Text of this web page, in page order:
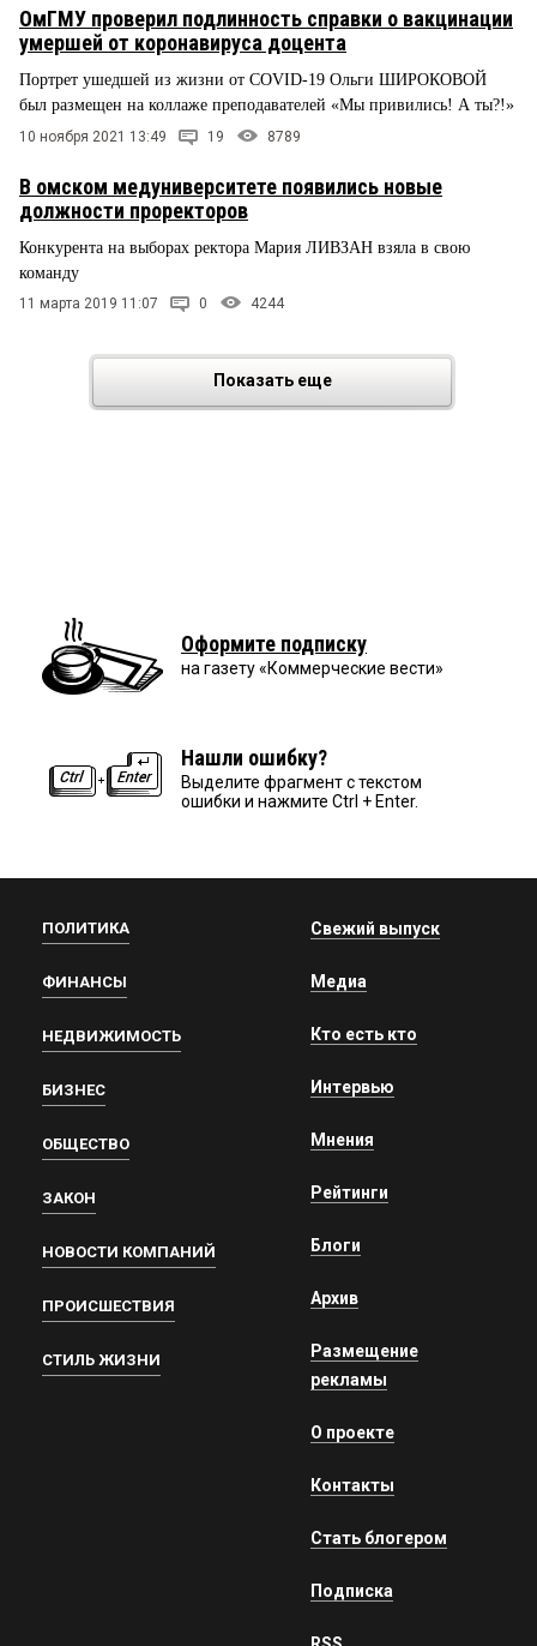
ОмГМУ проверил подлинность справки о вакцинации
умершей от коронавируса доцента
Портрет ушедшей из жизни от COVID-19 Ольги ШИРОКОВОЙ
был размещен на коллаже преподавателей «Мы привились! А ты?!»
10 ноября 2021 13:49 19 8789
В омском медуниверситете появились новые
должности проректоров
Конкурента на выборах ректора Мария ЛИВЗАН взяла в свою
команду
11 марта 2019 11:07 0 4244
Показать еще
Оформите подписку
на газету «Коммерческие вести»
Нашли ошибку?
Выделите фрагмент с текстом
ошибки и нажмите Ctrl + Enter.
ПОЛИТИКА
ФИНАНСЫ
НЕДВИЖИМОСТЬ
БИЗНЕС
ОБЩЕСТВО
ЗАКОН
НОВОСТИ КОМПАНИЙ
ПРОИСШЕСТВИЯ
СТИЛЬ ЖИЗНИ
Свежий выпуск
Медиа
Кто есть кто
Интервью
Мнения
Рейтинги
Блоги
Архив
Размещение
рекламы
О проекте
Контакты
Стать блогером
Подписка